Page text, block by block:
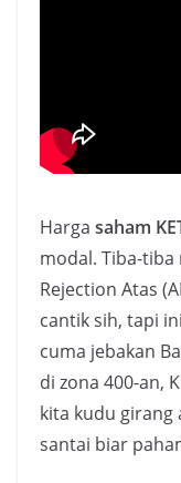
Harga saham
modal. Tiba-tiba
Rejection Atas
cantik sih, tapi ini
cuma jebakan
di zona 400-an,
kita kudu girang
santai biar